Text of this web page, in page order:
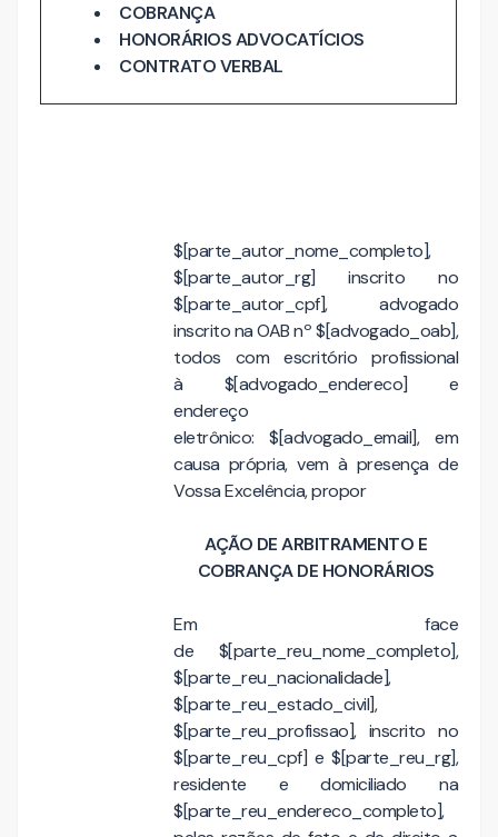
COBRANÇA
HONORÁRIOS ADVOCATÍCIOS
CONTRATO VERBAL
$[parte_autor_nome_completo],
$[parte_autor_rg] inscrito no
$[parte_autor_cpf], advogado
inscrito na OAB nº $[advogado_oab],
todos com escritório profissional
à $[advogado_endereco] e
endereço
eletrônico: $[advogado_email], em
causa própria, vem à presença de
Vossa Excelência, propor
AÇÃO DE ARBITRAMENTO E
COBRANÇA DE HONORÁRIOS
Em face
de $[parte_reu_nome_completo],
$[parte_reu_nacionalidade],
$[parte_reu_estado_civil],
$[parte_reu_profissao], inscrito no
$[parte_reu_cpf] e $[parte_reu_rg],
residente e domiciliado na
$[parte_reu_endereco_completo],